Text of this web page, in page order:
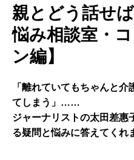
親とどう話せ
悩み相談室・
ン編】
「離れていてもちゃんと
てしまう」……
ジャーナリストの太田差惠
る疑問と悩みに答えてくれ